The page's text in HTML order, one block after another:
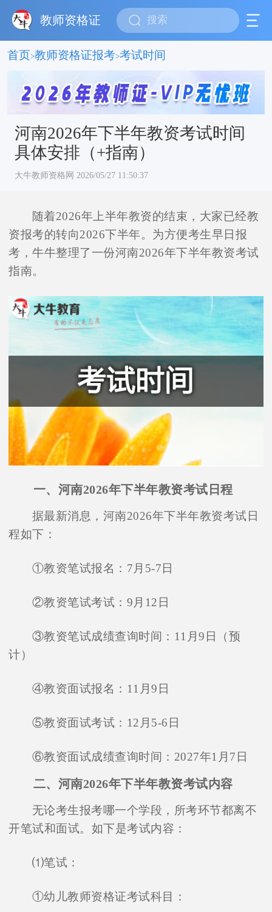
教师资格证
首页>教师资格证报考>考试时间
河南2026年下半年教资考试时间
具体安排（+指南）
大牛教师资格网 2026/05/27 11:50:37
随着2026年上半年教资的结束，大家已经教
资报考的转向2026下半年。为方便考生早日报
考，牛牛整理了一份河南2026年下半年教资考试
指南。
一、河南2026年下半年教资考试日程
据最新消息，河南2026年下半年教资考试日
程如下：
①教资笔试报名：7月5-7日
②教资笔试考试：9月12日
③教资笔试成绩查询时间：11月9日（预
计）
④教资面试报名：11月9日
⑤教资面试考试：12月5-6日
⑥教资面试成绩查询时间：2027年1月7日
二、河南2026年下半年教资考试内容
无论考生报考哪一个学段，所考环节都离不
开笔试和面试。如下是考试内容：
⑴笔试：
①幼儿教师资格证考试科目：